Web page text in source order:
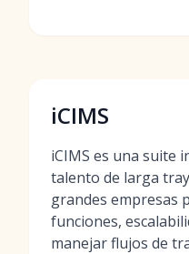
iCIMS
iCIMS es una suite
talento de larga
grandes empresas
funciones,
manejar flujos de